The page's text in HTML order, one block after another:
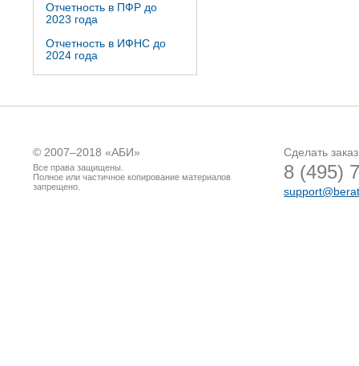
Отчетность в ПФР до
2023 года
Отчетность в ИФНС до
2024 года
© 2007–2018 «АБИ»
Все права защищены.
Полное или частичное копирование материалов
запрещено.
Сделать
8 (495)